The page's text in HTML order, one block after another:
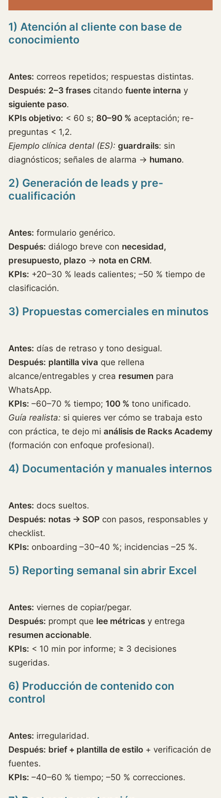
1) Atención al cliente con base de
conocimiento
Antes: correos repetidos; respuestas distintas.
Después: 2–3 frases citando fuente interna y
siguiente paso.
KPIs objetivo: < 60 s; 80–90 % aceptación; re-
preguntas < 1,2.
Ejemplo clínica dental (ES): guardrails: sin
diagnósticos; señales de alarma → humano.
2) Generación de leads y pre-
cualificación
Antes: formulario genérico.
Después: diálogo breve con necesidad,
presupuesto, plazo → nota en CRM.
KPIs: +20–30 % leads calientes; –50 % tiempo de
clasificación.
3) Propuestas comerciales en minutos
Antes: días de retraso y tono desigual.
Después: plantilla viva que rellena
alcance/entregables y crea resumen para
WhatsApp.
KPIs: –60–70 % tiempo; 100 % tono unificado.
Guía realista: si quieres ver cómo se trabaja esto
con práctica, te dejo mi análisis de Racks Academy
(formación con enfoque profesional).
4) Documentación y manuales internos
Antes: docs sueltos.
Después: notas → SOP con pasos, responsables y
checklist.
KPIs: onboarding –30–40 %; incidencias –25 %.
5) Reporting semanal sin abrir Excel
Antes: viernes de copiar/pegar.
Después: prompt que lee métricas y entrega
resumen accionable.
KPIs: < 10 min por informe; ≥ 3 decisiones
sugeridas.
6) Producción de contenido con
control
Antes: irregularidad.
Después: brief + plantilla de estilo + verificación de
fuentes.
KPIs: –40–60 % tiempo; –50 % correcciones.